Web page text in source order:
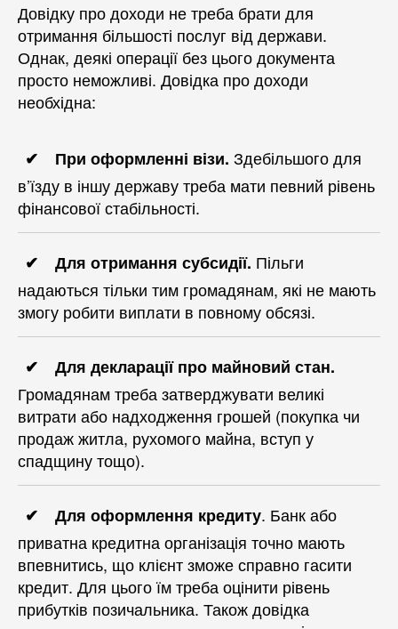
Довідку про доходи не треба брати для
отримання більшості послуг від держави.
Однак, деякі операції без цього документа
просто неможливі. Довідка про доходи
необхідна:
При оформленні візи. Здебільшого для
в’їзду в іншу державу треба мати певний рівень
фінансової стабільності.
Для отримання субсидії. Пільги
надаються тільки тим громадянам, які не мають
змогу робити виплати в повному обсязі.
Для декларації про майновий стан.
Громадянам треба затверджувати великі
витрати або надходження грошей (покупка чи
продаж житла, рухомого майна, вступ у
спадщину тощо).
Для оформлення кредиту. Банк або
приватна кредитна організація точно мають
впевнитись, що клієнт зможе справно гасити
кредит. Для цього їм треба оцінити рівень
прибутків позичальника. Також довідка